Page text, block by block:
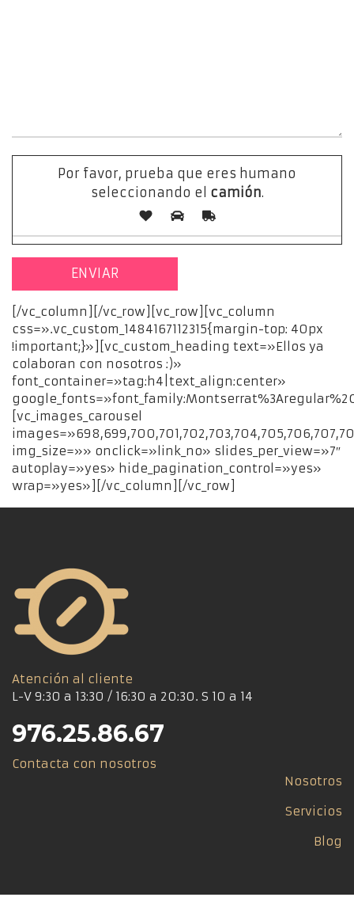
Por favor, prueba que eres humano
seleccionando el camión.
[/vc_column][/vc_row][vc_row][vc_column
css=».vc_custom_1484167112315{margin-top: 40px
!important;}»][vc_custom_heading text=»Ellos ya
colaboran con nosotros :)»
font_container=»tag:h4|text_align:center»
[vc_images_carousel
img_size=»» onclick=»link_no» slides_per_view=»7″
autoplay=»yes» hide_pagination_control=»yes»
wrap=»yes»][/vc_column][/vc_row]
Atención al cliente
L-V 9:30 a 13:30 / 16:30 a 20:30. S 10 a 14
976.25.86.67
Contacta con nosotros
Nosotros
Servicios
Blog